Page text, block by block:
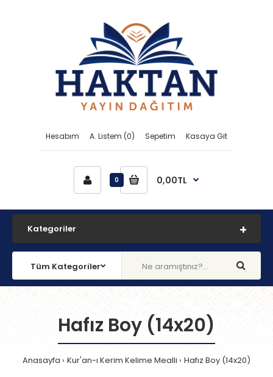
Hesabım A. Listem (0) Sepetim Kasaya Git
0 0,00TL
Kategoriler
Hafız Boy (14x20)
Anasayfa Kur'an-ı Kerim Kelime Mealli Hafız Boy (14x20)